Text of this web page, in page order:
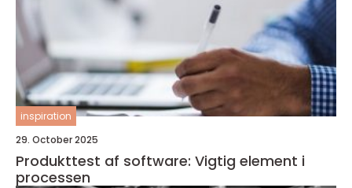
inspiration
29. October 2025
Produkttest af software: Vigtig element i
processen